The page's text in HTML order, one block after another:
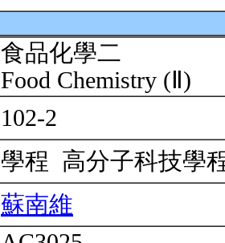
食品化學二
Food Chemistry (Ⅱ)
102-2
學程 高分子科技學
蘇南維